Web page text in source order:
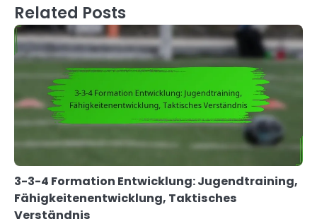
Related Posts
3-3-4 Formation Entwicklung: Jugendtraining,
Fähigkeitenentwicklung, Taktisches
Verständnis